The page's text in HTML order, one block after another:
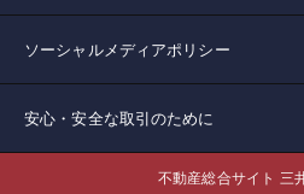
ソーシャルメディアポリシー
安心・安全な取引のために
不動産総合サイト 三